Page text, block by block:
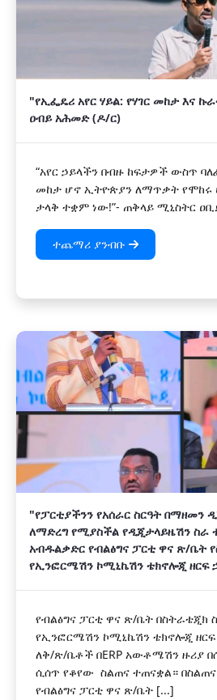
"የኢፌዴሪ አየር ሃይል: የሃገር መከታ እና
ዐብይ አሕመድ (ዶ/ር)
“አየር ኃይላችን በብዙ ከፍታዎች ውስጥ
መከታ ሆኖ ኢትዮጵያን ለማጥቃት የሞከሩ
ታላቅ ተቋም ነው!”- ጠቅላይ ሚኒስትር
ተጨማሪ ያንብቡ
"የፓርቲያችንን የአሰራር ስርዓት በማዘመን
ለማድረግ የሚያስችል የዲጂታላይዜሽን ስራ
አብዱልቃድር የብልፅግና ፓርቲ ዋና ጽ/ቤት
የኢንፎርሜሽን ኮሚኒኬሽን ቴክኖሎጂ ዘርፍ
የብልፅግና ፓርቲ ዋና ጽ/ቤት በስትራቴጂክ
የኢንፎርሜሽን ኮሚኒኬሽን ቴክኖሎጂ ዘርፍ
ለቅ/ጽ/ቤቶች በERP አውቶሜሽን ዙሪያ
ሲሰጥ የቆየው ስልጠና ተጠናቋል።
የብልፅግና ፓርቲ ዋና ጽ/ቤት [...]